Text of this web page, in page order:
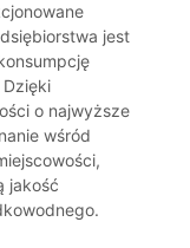
jest
o najwyższe
wśród
jakość